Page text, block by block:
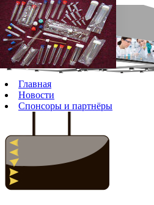
Главная
Новости
Спонсоры и партнёры